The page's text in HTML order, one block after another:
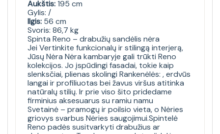
Aukštis:195 cm
Gylis: /
Ilgis: 56 cm
Svoris: 86,7 kg
Spinta Reno – drabužių sandėlis nėra
Jei Vertinkite funkcionalų ir stilingą interjerą,
Jūsų Nėra Nėra kambaryje gali trūkti Reno
kolekcijos. Jo įspūdingi fasadai, tokie kaip
slenksčiai, plienas skolingi Rankenėlės: , erdvūs
langai ir profiliuotas bei žavus viršus atitinka
natūralų stilių. Ir prie viso šito pridedame
firminius aksesuarus su ramiu namu
Svetainė – pramogų ir poilsio vieta, o Nėries
griovys svarbus Nėries saugojimui.Spintelė
Reno padės susitvarkyti drabužius ar